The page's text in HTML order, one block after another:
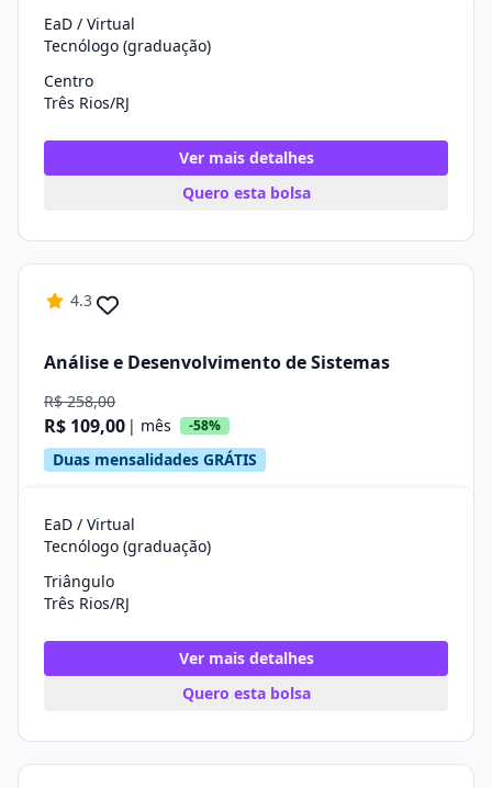
EaD / Virtual
Tecnólogo (graduação)
Centro
Três Rios/RJ
Ver mais detalhes
Quero esta bolsa
4.3
Análise e Desenvolvimento de Sistemas
R$ 258,00
R$ 109,00 | mês -58%
Duas mensalidades GRÁTIS
EaD / Virtual
Tecnólogo (graduação)
Triângulo
Três Rios/RJ
Ver mais detalhes
Quero esta bolsa